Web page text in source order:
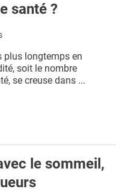
santé ?
plus longtemps en
soit le nombre
se creuse dans ...
le sommeil,